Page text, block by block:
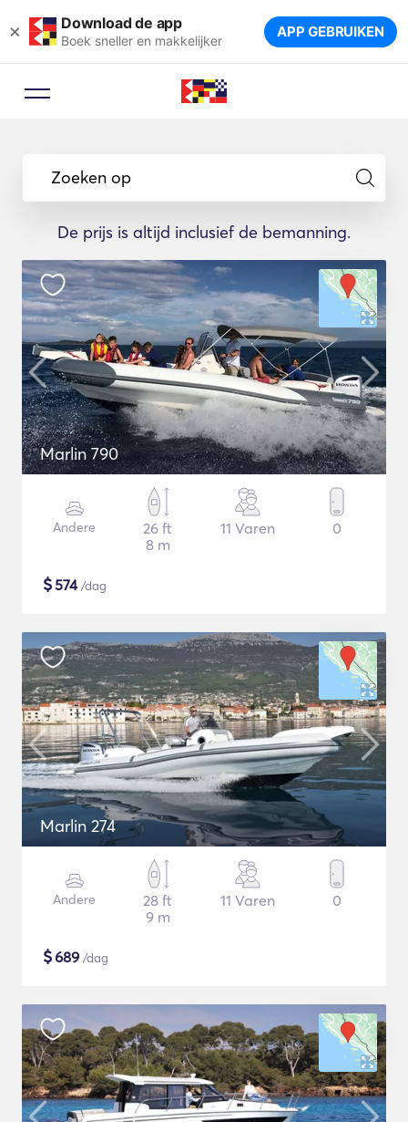
× Download de app
Boek sneller en makkelijker APP GEBRUIKEN
Zoeken op
De prijs is altijd inclusief de bemanning.
Marlin 790
Andere
26 ft
8 m
11 Varen 0
$574/dag
Marlin 274
Andere
28 ft
9 m
11 Varen 0
$689 /dag